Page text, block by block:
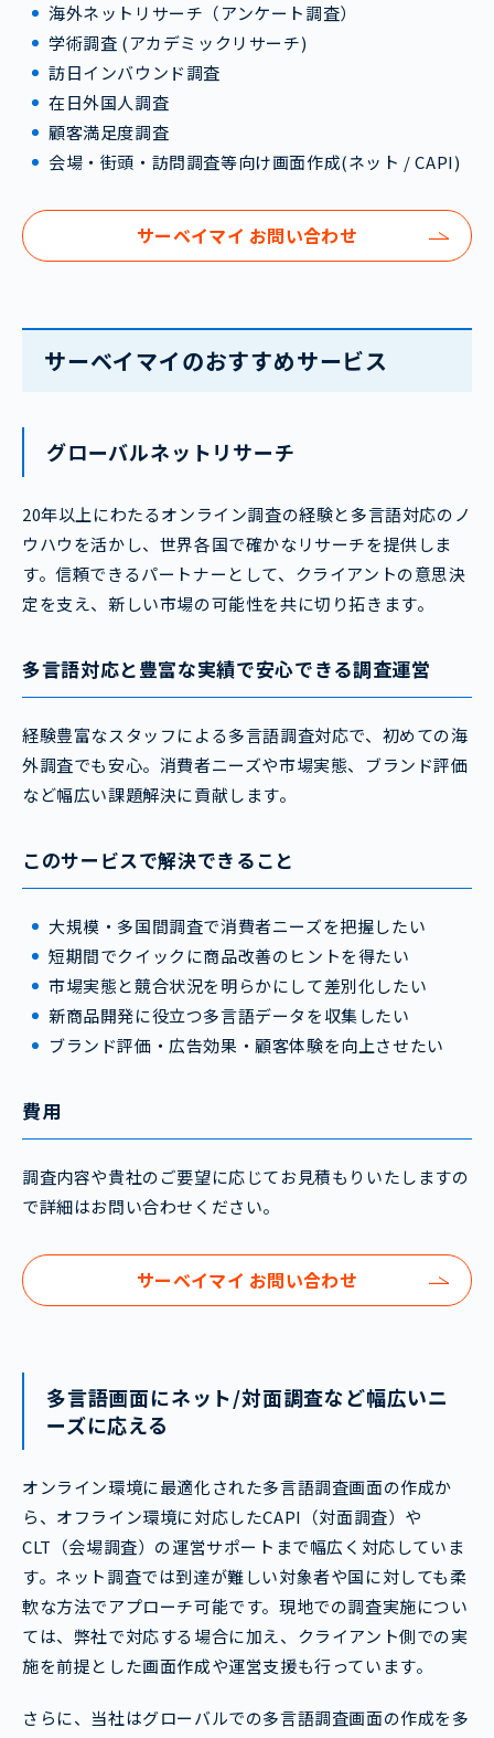
海外ネットリサーチ（アンケート調査）
学術調査 (アカデミックリサーチ)
訪日インバウンド調査
在日外国人調査
顧客満足度調査
会場・街頭・訪問調査等向け画面作成(ネット / CAPI)
サーベイマイ お問い合わせ
サーベイマイのおすすめサービス
グローバルネットリサーチ
20年以上にわたるオンライン調査の経験と多言語対応のノ
ウハウを活かし、世界各国で確かなリサーチを提供しま
す。信頼できるパートナーとして、クライアントの意思決
定を支え、新しい市場の可能性を共に切り拓きます。
多言語対応と豊富な実績で安心できる調査運営
経験豊富なスタッフによる多言語調査対応で、初めての海
外調査でも安心。消費者ニーズや市場実態、ブランド評価
など幅広い課題解決に貢献します。
このサービスで解決できること
大規模・多国間調査で消費者ニーズを把握したい
短期間でクイックに商品改善のヒントを得たい
市場実態と競合状況を明らかにして差別化したい
新商品開発に役立つ多言語データを収集したい
ブランド評価・広告効果・顧客体験を向上させたい
費用
調査内容や貴社のご要望に応じてお見積もりいたしますの
で詳細はお問い合わせください。
サーベイマイ お問い合わせ
多言語画面にネット/対面調査など幅広いニ
ーズに応える
オンライン環境に最適化された多言語調査画面の作成か
ら、オフライン環境に対応したCAPI（対面調査）や
CLT（会場調査）の運営サポートまで幅広く対応していま
す。ネット調査では到達が難しい対象者や国に対しても柔
軟な方法でアプローチ可能です。現地での調査実施につい
ては、弊社で対応する場合に加え、クライアント側での実
施を前提とした画面作成や運営支援も行っています。
さらに、当社はグローバルでの多言語調査画面の作成を多